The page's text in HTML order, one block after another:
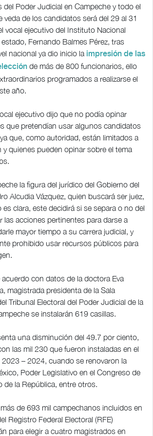
del Poder Judicial en Campeche y todo el
veda de los candidatos será del 29 al 31
vocal ejecutivo del Instituto Nacional
estado, Fernando Balmes Pérez, tras
nacional ya dio inicio la impresión de las
de más de 800 funcionarios, ello
programados a realizarse el
año.
ejecutivo dijo que no podía opinar
que pretendían usar algunos candidatos
que, como autoridad, están limitados a
y quienes pueden opinar sobre el tema
la figura del jurídico del Gobierno del
Alcudia Vázquez, quien buscará ser juez,
es clara, este decidirá si se separa o no del
las acciones pertinentes para darse a
mayor tiempo a su carrera judicial, y
prohibido usar recursos públicos para
con datos de la doctora Eva
magistrada presidenta de la Sala
Tribunal Electoral del Poder Judicial de la
se instalarán 619 casillas.
una disminución del 49.7 por ciento,
las mil 230 que fueron instaladas en el
2023 – 2024, cuando se renovaron la
Poder Legislativo en el Congreso de
de la República, entre otros.
de 693 mil campechanos incluidos en
Registro Federal Electoral (RFE)
para elegir a cuatro magistrados en